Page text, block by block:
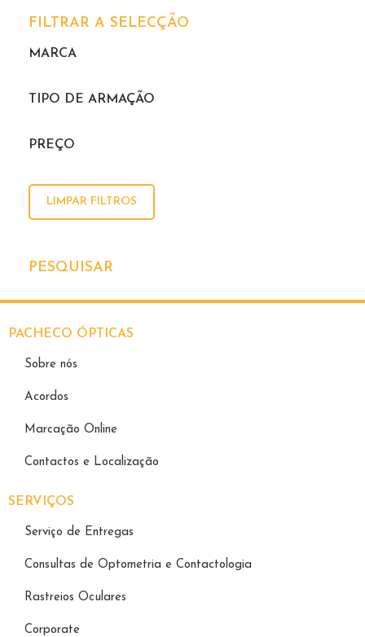
FILTRAR A SELECÇÃO
MARCA
TIPO DE ARMAÇÃO
PREÇO
LIMPAR FILTROS
PESQUISAR
PACHECO ÓPTICAS
Sobre nós
Acordos
Marcação Online
Contactos e Localização
SERVIÇOS
Serviço de Entregas
Consultas de Optometria e Contactologia​
Rastreios Oculares
Corporate